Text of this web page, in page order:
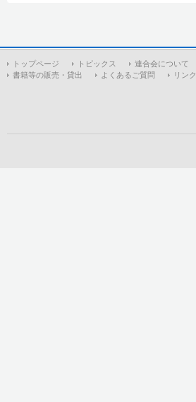
トップページ トピックス 連合会について
書籍等の販売・貸出
よくあるご質問 リンク